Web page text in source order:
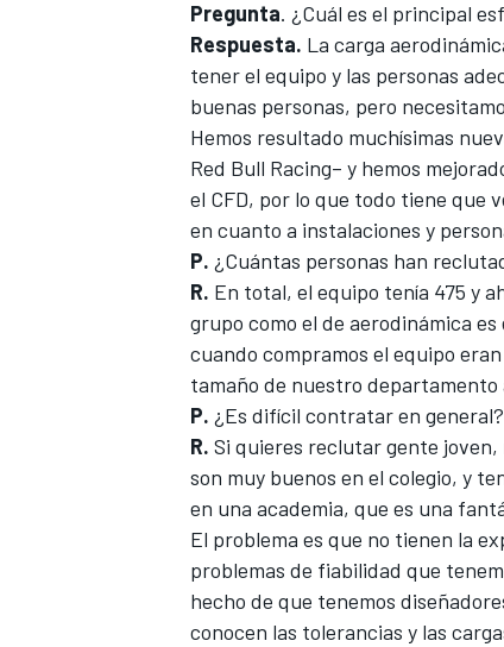
Pregunta. ¿Cuál es el principal
Respuesta. La carga
tener el equipo y las personas
buenas personas, pero
Hemos resultado muchísimas
Red Bull Racing– y hemos
el CFD, por lo que todo tiene que
en cuanto a instalaciones y
P. ¿Cuántas personas han
R. En total, el equipo tenía 475 y
grupo como el de aerodinámica
cuando compramos el equipo
tamaño de nuestro departamento
P. ¿Es difícil contratar en general?
R. Si quieres reclutar gente joven,
son muy buenos en el colegio, y
en una academia, que es una
El problema es que no tienen la
problemas de fiabilidad que
hecho de que tenemos
conocen las tolerancias y las